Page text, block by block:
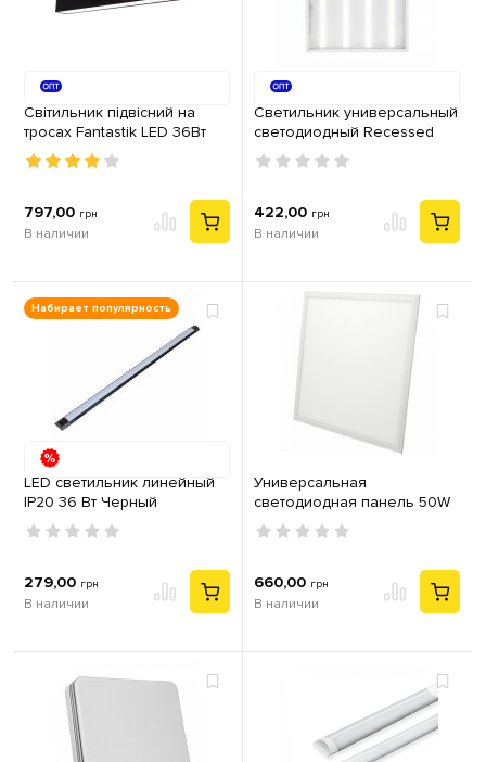
Світильник підвісний на
тросах Fantastik LED 36Вт
1200мм 5000К чорний
797,00 грн
В наличии
Светильник универсальный
светодиодный Recessed
36W 6400К
422,00 грн
В наличии
Набирает популярность
LED светильник линейный
IP20 36 Вт Черный
279,00 грн
В наличии
Универсальная
светодиодная панель 50W
6200K PANEL
660,00 грн
В наличии